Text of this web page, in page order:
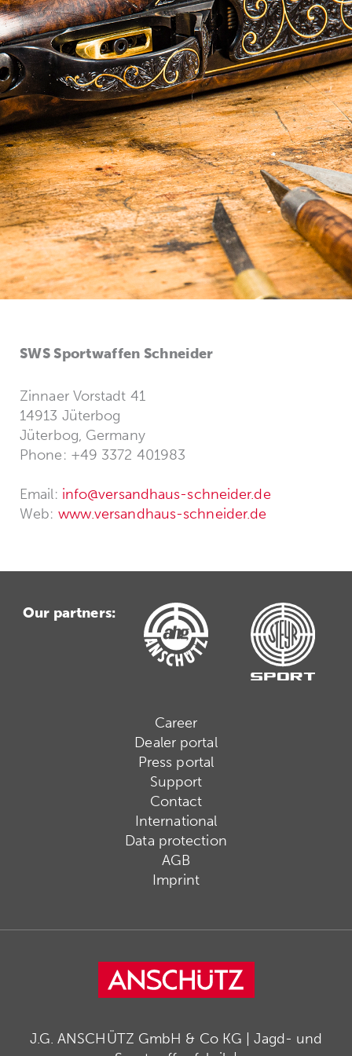
SWS Sportwaffen Schneider
Zinnaer Vorstadt 41
14913 Jüterbog
Jüterbog, Germany
Phone: +49 3372 401983
Email: info@versandhaus-schneider.de
Web: www.versandhaus-schneider.de
Our partners:
Career
Dealer portal
Press portal
Support
Contact
International
Data protection
AGB
Imprint
J.G. ANSCHÜTZ GmbH & Co KG | Jagd- und